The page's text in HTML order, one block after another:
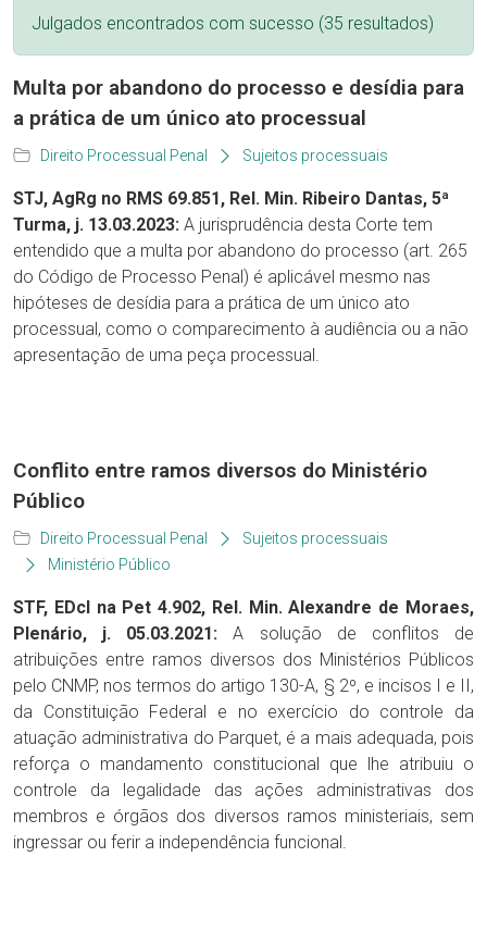
Julgados encontrados com sucesso (35 resultados)
Multa por abandono do processo e desídia para
a prática de um único ato processual
Direito Processual Penal Sujeitos processuais
STJ, AgRg no RMS 69.851, Rel. Min. Ribeiro Dantas, 5ª
Turma, j. 13.03.2023: A jurisprudência desta Corte tem
entendido que a multa por abandono do processo (art. 265
do Código de Processo Penal) é aplicável mesmo nas
hipóteses de desídia para a prática de um único ato
processual, como o comparecimento à audiência ou a não
apresentação de uma peça processual.
Conflito entre ramos diversos do Ministério
Público
Direito Processual Penal
Sujeitos processuais
Ministério Público
STF, EDcl na Pet 4.902, Rel. Min. Alexandre de Moraes,
Plenário, j. 05.03.2021: A solução de conflitos de
atribuições entre ramos diversos dos Ministérios Públicos
pelo CNMP, nos termos do artigo 130-A, § 2º, e incisos I e II,
da Constituição Federal e no exercício do controle da
atuação administrativa do Parquet, é a mais adequada, pois
reforça o mandamento constitucional que lhe atribuiu o
controle da legalidade das ações administrativas dos
membros e órgãos dos diversos ramos ministeriais, sem
ingressar ou ferir a independência funcional.